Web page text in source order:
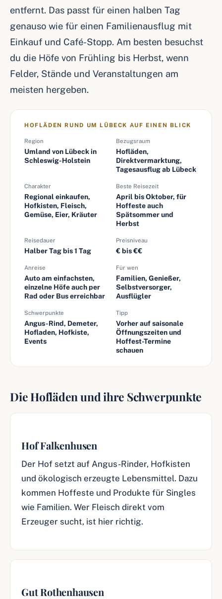
entfernt. Das passt für einen halben Tag
genauso wie für einen Familienausflug mit
Einkauf und Café-Stopp. Am besten besuchst
du die Höfe von Frühling bis Herbst, wenn
Felder, Stände und Veranstaltungen am
meisten hergeben.
HOFLÄDEN RUND UM LÜBECK AUF EINEN BLICK
Region
Umland von Lübeck in
Schleswig-Holstein
Bezugsraum
Hofläden,
Direktvermarktung,
Tagesausflug ab Lübeck
Charakter
Regional einkaufen,
Hofkisten, Fleisch,
Gemüse, Eier, Kräuter
Beste Reisezeit
April bis Oktober, für
Hoffeste auch
Spätsommer und
Herbst
Reisedauer
Halber Tag bis 1 Tag
Preisniveau
€ bis €€
Anreise
Auto am einfachsten,
einzelne Höfe auch per
Rad oder Bus erreichbar
Für wen
Familien, Genießer,
Selbstversorger,
Ausflügler
Schwerpunkte
Angus-Rind, Demeter,
Hofladen, Hofkiste,
Events
Tipp
Vorher auf saisonale
Öffnungszeiten und
Hoffest-Termine
schauen
Die Hofläden und ihre Schwerpunkte
Hof Falkenhusen
Der Hof setzt auf Angus-Rinder, Hofkisten
und ökologisch erzeugte Lebensmittel. Dazu
kommen Hoffeste und Produkte für Singles
wie Familien. Wer Fleisch direkt vom
Erzeuger sucht, ist hier richtig.
Gut Rothenhausen